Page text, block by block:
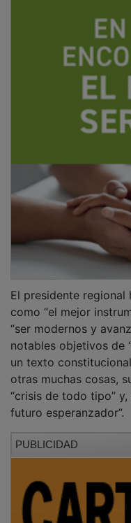
El presidente
como “el mejor
“ser modernos y
notables objetivos de
un texto
otras muchas cosas,
“crisis de todo tipo”
futuro esperanzador”.
PUBLICIDAD